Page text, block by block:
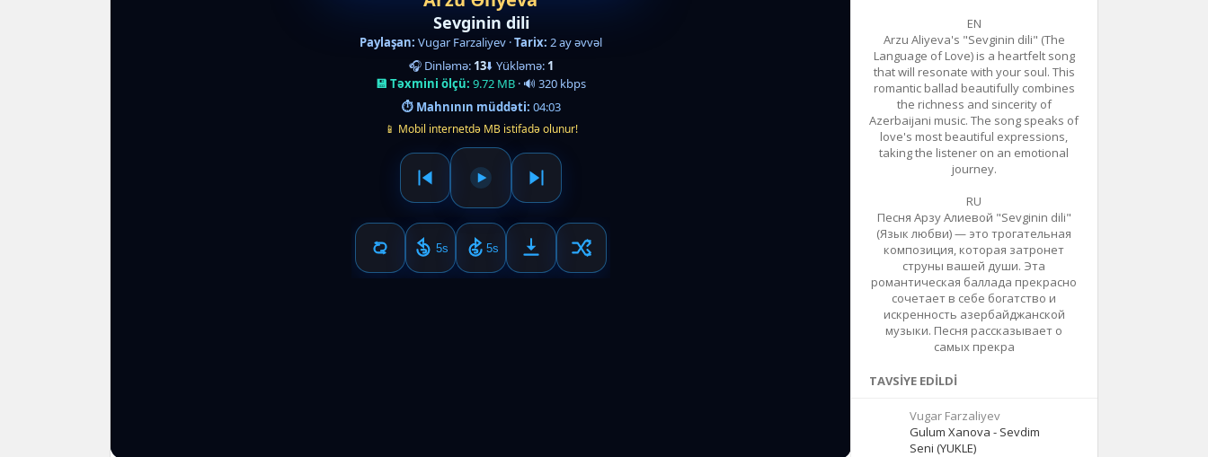
EN
Arzu Aliyeva's "Sevginin dili" (The
Language of Love) is a heartfelt song
that will resonate with your soul. This
romantic ballad beautifully combines
the richness and sincerity of
Azerbaijani music. The song speaks of
love's most beautiful expressions,
taking the listener on an emotional
journey.
RU
Песня Арзу Алиевой "Sevginin dili"
(Язык любви) — это трогательная
композиция, которая затронет
струны вашей души. Эта
романтическая баллада прекрасно
сочетает в себе богатство и
искренность азербайджанской
музыки. Песня рассказывает о
самых прекра
TAVSIYE EDILDI
Vugar Farzaliyev
Gulum Xanova - Sevdim
Seni (YUKLE)